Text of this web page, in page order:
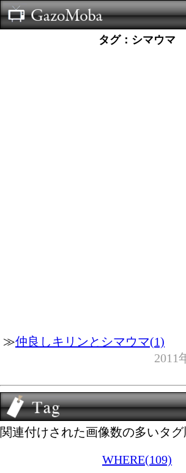
タグ：シマウマ
≫仲良しキリンとシマウマ(1)
2011
関連付けされた画像数の多いタグ
WHERE(109)